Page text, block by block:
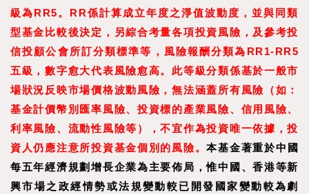
級為RR5。RR係計算成立年度之淨值波動度，並與同類
型基金比較後決定，另綜合考量各項投資風險，及參考投
信投顧公會所訂分類標準等，風險報酬分類為RR1-RR5
五級，數字愈大代表風險愈高。此等級分類係基於一般市
場狀況反映市場價格波動風險，無法涵蓋所有風險（如：
基金計價幣別匯率風險、投資標的產業風險、信用風險、
利率風險、流動性風險等），不宜作為投資唯一依據，投
資人仍應注意所投資基金個別的風險。本基金著重於中國
每五年經濟規劃增長企業為主要佈局，惟中國、香港等新
興市場之政經情勢或法規變動較已開發國家變動較為劇